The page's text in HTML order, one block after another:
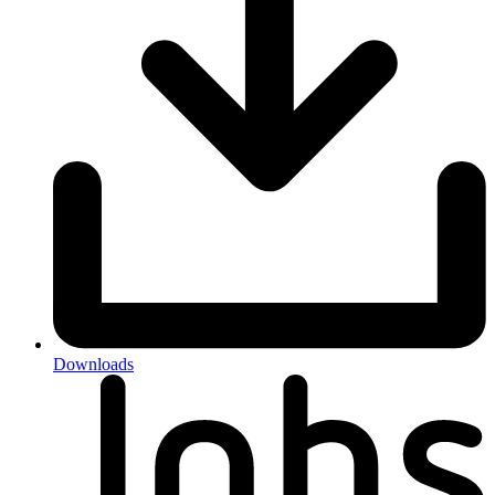
Downloads